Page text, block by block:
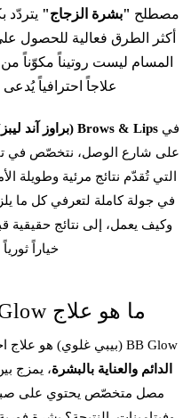
مصطلح "بشرة الزجاج" يتردّد
أكثر الطرق فعالية للحصول
علاجاً احترافياً يُدعى
في Brows & Lips (براوز آند ليبز)
على شارع الوصل، نتخصّص في
التي تُقدّم نتائج مرئية وطويلة
وكيف يعمل، إلى نتائج حقيقية
خياراً
ما هو علاج BB Glow (بيبي غلوي)؟
BB Glow (بيبي غلوي) هو علاج احترافي
الدائموالعناية بالبشرة، يمزج
مصل متخصّص يحتوي على